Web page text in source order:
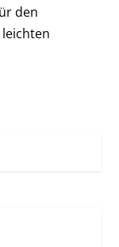
den